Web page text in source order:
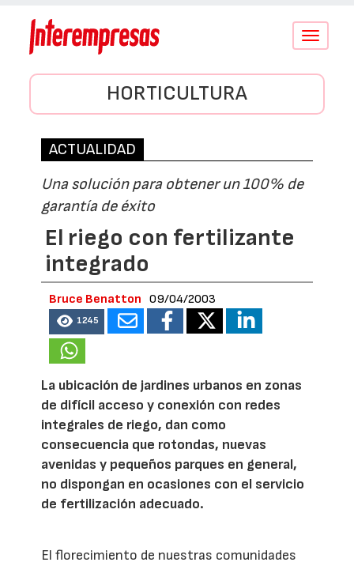
Conmutar
HORTICULTURA
ACTUALIDAD
Una solución para obtener un 100% de
garantía de éxito
El riego con fertilizante
integrado
Bruce Benatton 09/04/2003
1245
La ubicación de jardines urbanos en zonas
de difícil acceso y conexión con redes
integrales de riego, dan como
consecuencia que rotondas, nuevas
avenidas y pequeños parques en general,
no dispongan en ocasiones con el servicio
de fertilización adecuado.
El florecimiento de nuestras comunidades